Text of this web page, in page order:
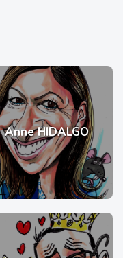
Anne HIDALGO